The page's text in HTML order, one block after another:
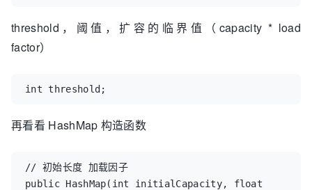
threshold，阈值，扩容的临界值（capacity * load
factor）
int threshold;
再看看 HashMap 构造函数
// 初始长度 加载因子
public HashMap(int initialCapacity, float